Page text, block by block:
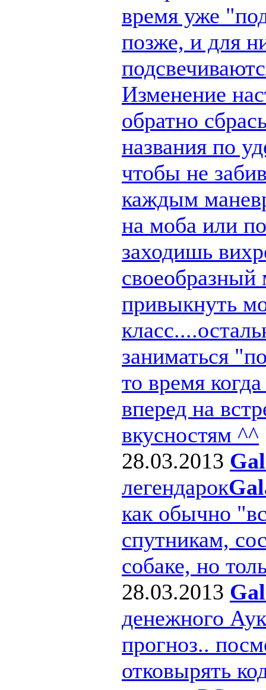
время уже
позже, и для
Изменение
обратно
названия по
чтобы не
каждым
на моба или
заходишь
своеобразный
привыкнуть
заниматься
то время
вперед на
вкусностям ^^
28.03.2013
легендарок
как обычно
спутникам,
собаке, но
28.03.2013
денежного
прогноз..
отковырять